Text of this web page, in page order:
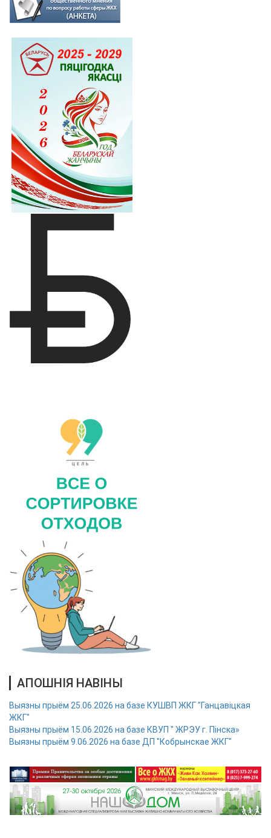
АПОШНІЯ НАВІНЫ
Выязны прыём 25.06.2026 на базе КУШВП ЖКГ "Ганцавіцкая
ЖКГ"
Выязны прыём 15.06.2026 на базе КВУП " ЖРЭУ г. Пінска»
Выязны прыём 9.06.2026 на базе ДП "Кобрынскае ЖКГ"